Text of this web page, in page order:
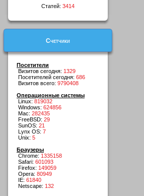
Статей: 3414
Счетчики
Посетители
Визитов сегодня: 1329
Посетителей сегодня: 686
Визитов всего: 9790408
Операционные системы
Linux: 819032
Windows: 624856
Mac: 282435
FreeBSD: 29
SunOS: 21
Lynx OS: 7
Unix: 5
Браузеры
Chrome: 1335158
Safari: 601093
Firefox: 149059
Opera: 80949
IE: 61840
Netscape: 132